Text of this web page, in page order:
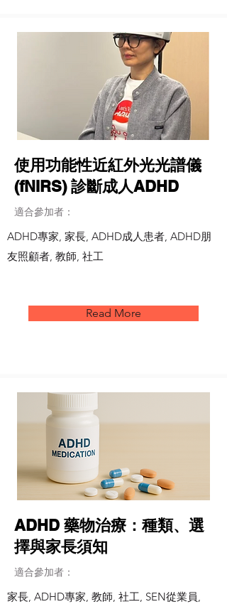
使用功能性近紅外光光譜儀
(fNIRS) 診斷成人ADHD
適合參加者：
ADHD專家, 家長, ADHD成人患者, ADHD朋
友照顧者, 教師, 社工
Read More
ADHD 藥物治療：種類、選
擇與家長須知
適合參加者：
家長, ADHD專家, 教師, 社工, SEN從業員,